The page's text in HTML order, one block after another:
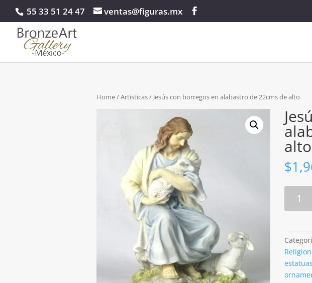
55 33 51 24 47 ventas@figuras.mx
Home/Artisticas/ Jesús con borregos en alabastro de 22cms de alto
alto
$
de
22cms
de
Religion